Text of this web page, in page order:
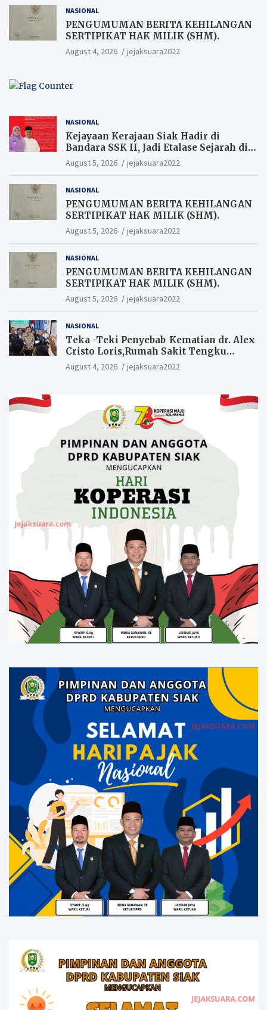
satu Penyebabnya Diduga utang
pinjaman online
NASIONAL
PENGUMUMAN BERITA KEHILANGAN
SERTIPIKAT HAK MILIK (SHM).
August 4, 2026 jejaksuara2022
NASIONAL
Kejayaan Kerajaan Siak Hadir di
Bandara SSK II, Jadi Etalase Sejarah di
Gerbang Riau
August 5, 2026 jejaksuara2022
NASIONAL
PENGUMUMAN BERITA KEHILANGAN
SERTIPIKAT HAK MILIK (SHM).
August 5, 2026 jejaksuara2022
NASIONAL
PENGUMUMAN BERITA KEHILANGAN
SERTIPIKAT HAK MILIK (SHM).
August 5, 2026 jejaksuara2022
NASIONAL
Teka -Teki Penyebab Kematian dr. Alex
Cristo Loris,Rumah Sakit Tengku
Rafian Siak Terjawab Sudah Hasil
Penyelidikan Menyatakan Korban
pinjaman online
August 4, 2026 jejaksuara2022